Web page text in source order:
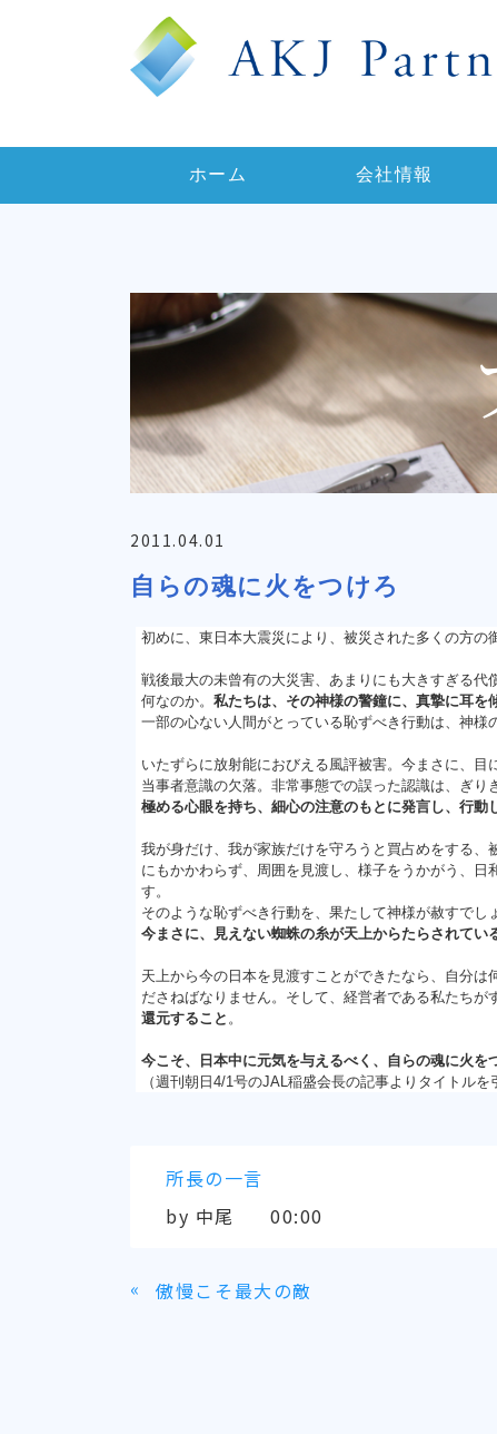
ホーム 会社情報
2011.04.01
自らの魂に火をつけろ
初めに、東日本大震災により、被災された多くの方の
戦後最大の未曾有の大災害、あまりにも大きすぎる
何なのか。 私たちは、その神様の警鐘に、真摯に耳を
一部の心ない人間がとっている恥ずべき行動は、神様
いたずらに放射能におびえる風評被害。今まさに、
当事者意識の欠落。非常事態での誤った認識は、ぎり
極める心眼を持ち、細心の注意のもとに発言し、行動
我が身だけ、我が家族だけを守ろうと買占めをする
にもかかわらず、周囲を見渡し、様子をうかがう、
す。
そのような恥ずべき行動を、果たして神様が赦すでし
今まさに、見えない蜘蛛の糸が天上からたらされてい
天上から今の日本を見渡すことができたなら、自分
ださねばなりません。そして、経営者である私たちが
還元すること 。
今こそ、日本中に元気を与えるべく、自らの魂に火を
（週刊朝日4/1号のJAL稲盛会長の記事よりタイトルを
所長の一言
by 中尾 00:00
« 傲慢こそ最大の敵